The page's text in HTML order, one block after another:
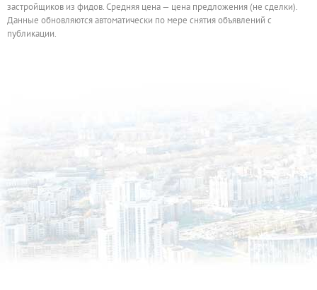
застройщиков из фидов. Средняя цена — цена предложения (не сделки).
Данные обновляются автоматически по мере снятия объявлений с
публикации.